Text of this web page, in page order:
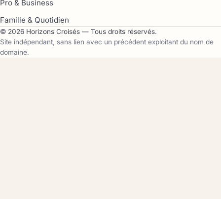
Pro & Business
Famille & Quotidien
© 2026 Horizons Croisés — Tous droits réservés.
Site indépendant, sans lien avec un précédent exploitant du nom de
domaine.